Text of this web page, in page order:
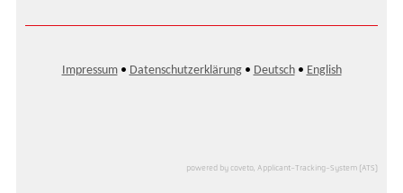
powered by coveto, Applicant-Tracking-System (ATS)